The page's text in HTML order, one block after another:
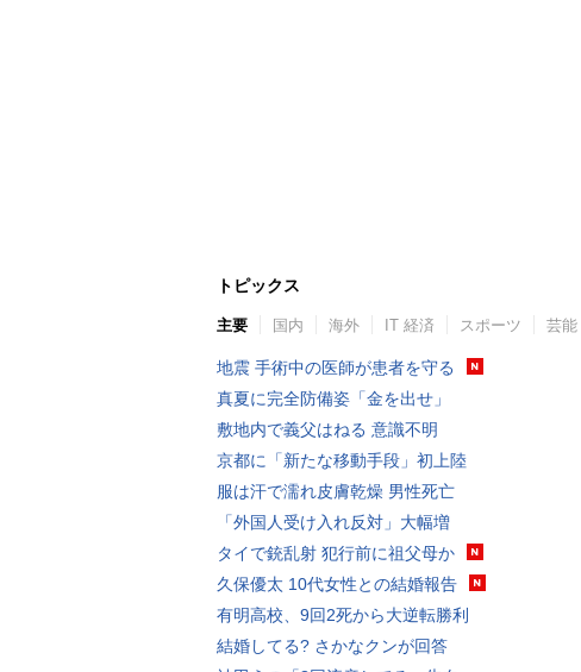
トピックス
主要 国内 海外 IT 経済 スポーツ 芸能
地震 手術中の医師が患者を守る
真夏に完全防備姿「金を出せ」
敷地内で義父はねる 意識不明
京都に「新たな移動手段」初上陸
服は汗で濡れ皮膚乾燥 男性死亡
「外国人受け入れ反対」大幅増
タイで銃乱射 犯行前に祖父母か
久保優太 10代女性との結婚報告
有明高校、9回2死から大逆転勝利
結婚してる? さかなクンが回答